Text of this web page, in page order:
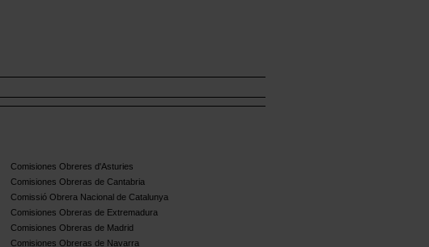
Comisiones Obreres d'Asturies
Comisiones Obreras de Cantabria
Comissió Obrera Nacional de Catalunya
Comisiones Obreras de Extremadura
Comisiones Obreras de Madrid
Comisiones Obreras de Navarra